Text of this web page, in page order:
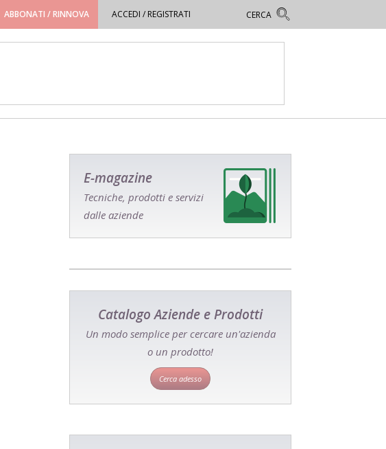
ABBONATI / RINNOVA ACCEDI / REGISTRATI
E-magazine
Tecniche, prodotti e servizi
dalle aziende
Catalogo Aziende e Prodotti
Un modo semplice per cercare un'azienda
o un prodotto!
Cerca adesso